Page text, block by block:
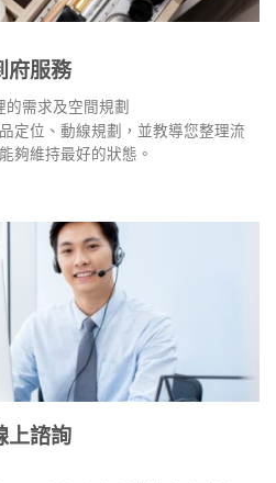
府服務
的需求及空間規劃
定位、動線規劃，並教導您整理流
夠維持最好的狀態。
上諮詢